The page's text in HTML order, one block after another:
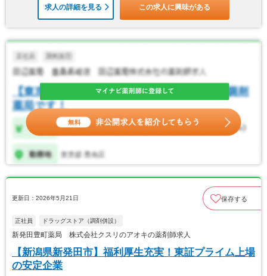
求人の詳細を見る この求人に興味がある
更新日：2026年5月21日 保存する
正社員 ドラッグストア（調剤併設）
新発田豊町薬局 株式会社クスリのアオキの薬剤師求人
【新潟県新発田市】福利厚生充実！東証プライム上場
の安定企業